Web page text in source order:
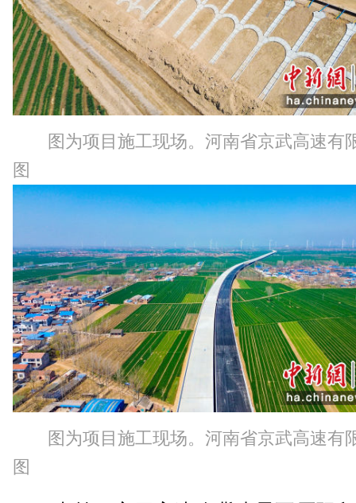
图为项目施工现场。河南省京武高速有
图
图为项目施工现场。河南省京武高速有
图